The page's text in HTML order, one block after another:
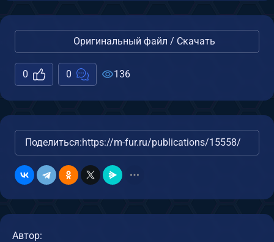
Оригинальный файл / Скачать
0 0 136
Поделиться:https://m-fur.ru/publications/15558/
Автор: